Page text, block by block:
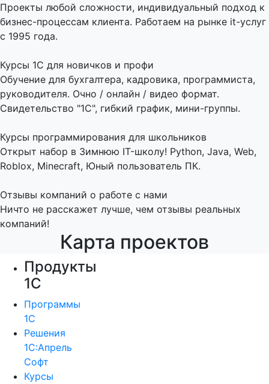
Проекты любой сложности, индивидуальный подход к
бизнес-процессам клиента. Работаем на рынке it-услуг
с 1995 года.
Курсы 1С для новичков и профи
Обучение для бухгалтера, кадровика, программиста,
руководителя. Очно / онлайн / видео формат.
Свидетельство "1С", гибкий график, мини-группы.
Курсы программирования для школьников
Открыт набор в Зимнюю IT-школу! Python, Java, Web,
Roblox, Minecraft, Юный пользователь ПК.
Отзывы компаний о работе с нами
Ничто не расскажет лучше, чем отзывы реальных
компаний!
Карта проектов
Продукты
1С
Программы
1С
Решения
1С:Апрель
Софт
Курсы